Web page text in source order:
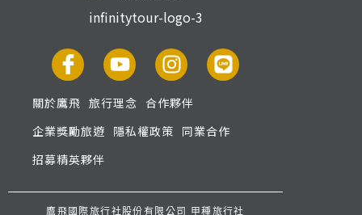
關於鷹飛 旅行理念 合作夥伴
企業獎勵旅遊 隱私權政策 同業合作
招募精英夥伴
鷹飛國際旅行社股份有限公司 甲種旅行社